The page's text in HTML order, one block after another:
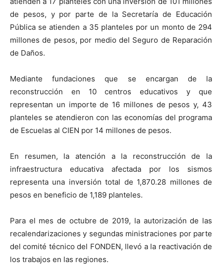
de pesos, y por parte de la Secretaría de Educación
Pública se atienden a 35 planteles por un monto de 294
millones de pesos, por medio del Seguro de Reparación
de Daños.
Mediante fundaciones que se encargan de la
reconstrucción en 10 centros educativos y que
representan un importe de 16 millones de pesos y, 43
planteles se atendieron con las economías del programa
de Escuelas al CIEN por 14 millones de pesos.
En resumen, la atención a la reconstrucción de la
infraestructura educativa afectada por los sismos
representa una inversión total de 1,870.28 millones de
pesos en beneficio de 1,189 planteles.
Para el mes de octubre de 2019, la autorización de las
recalendarizaciones y segundas ministraciones por parte
del comité técnico del FONDEN, llevó a la reactivación de
los trabajos en las regiones.